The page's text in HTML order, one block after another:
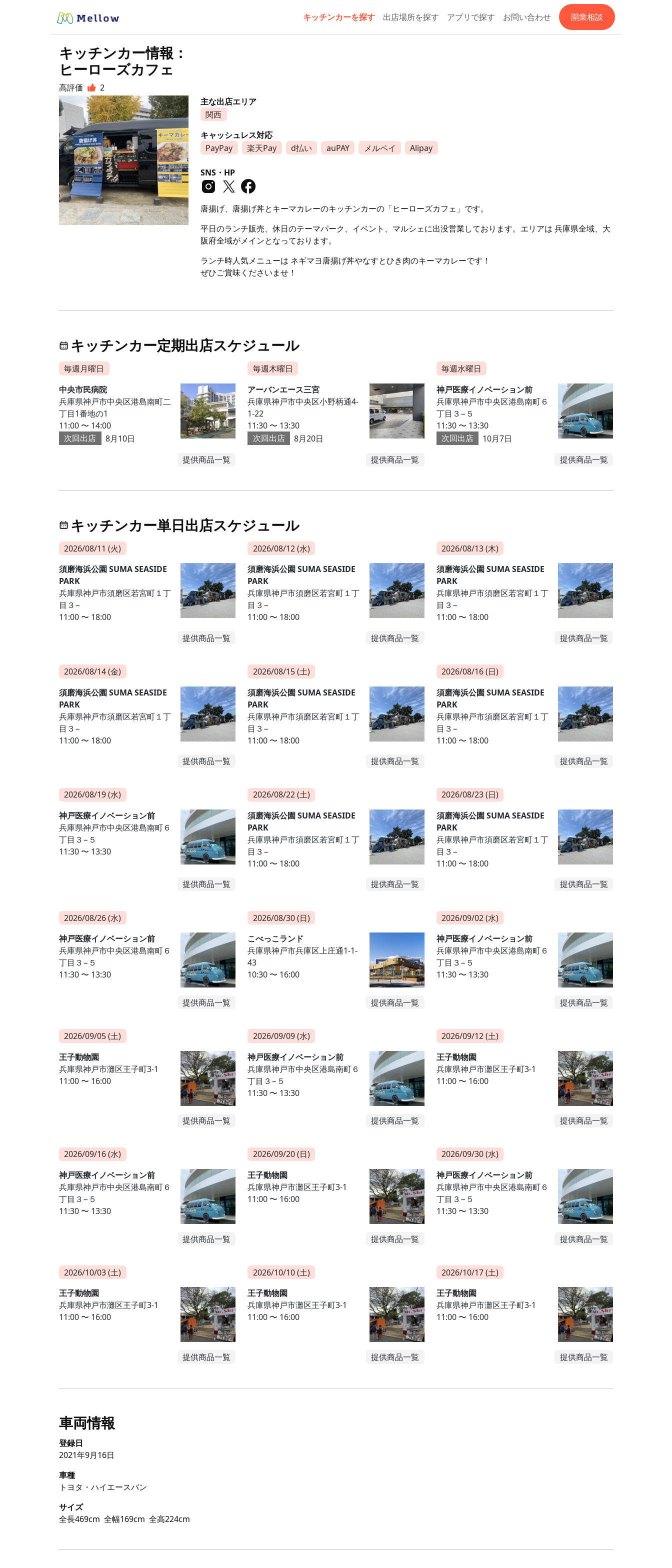
キッチンカーを探す 出店場所を探す アプリで探す お問い合わせ 開業相談
キッチンカー情報：
ヒーローズカフェ
高評価
2
主な出店エリア
関西
キャッシュレス対応
PayPay
楽天Pay d払い auPAY メルペイ Alipay
SNS・HP
唐揚げ、唐揚げ丼とキーマカレーのキッチンカーの「ヒーローズカフェ」です。
平日のランチ販売、休日のテーマパーク、イベント、マルシェに出没営業しております。エリアは 兵庫県全域、大
阪府全域がメインとなっております。
ランチ時人気メニューは ネギマヨ唐揚げ丼やなすとひき肉のキーマカレーです！
ぜひご賞味くださいませ！
キッチンカー定期出店スケジュール
毎週月曜日
中央市民病院
兵庫県神戸市中央区港島南町二
丁目1番地の1
11:00 〜 14:00
次回出店
8月10日
提供商品一覧
毎週木曜日
アーバンエース三宮
兵庫県神戸市中央区小野柄通4-
1-22
11:30 〜 13:30
次回出店
8月20日
提供商品一覧
毎週水曜日
神戸医療イノベーション前
兵庫県神戸市中央区港島南町６
丁目３−５
11:30 〜 13:30
次回出店
10月7日
提供商品一覧
キッチンカー単日出店スケジュール
2026/08/11 (火)
須磨海浜公園 SUMA SEASIDE
PARK
兵庫県神戸市須磨区若宮町１丁
目３−
11:00 〜 18:00
提供商品一覧
2026/08/12 (水)
須磨海浜公園 SUMA SEASIDE
PARK
兵庫県神戸市須磨区若宮町１丁
目３−
11:00 〜 18:00
提供商品一覧
2026/08/13 (木)
須磨海浜公園 SUMA SEASIDE
PARK
兵庫県神戸市須磨区若宮町１丁
目３−
11:00 〜 18:00
提供商品一覧
2026/08/14 (金)
須磨海浜公園 SUMA SEASIDE
PARK
兵庫県神戸市須磨区若宮町１丁
目３−
11:00 〜 18:00
提供商品一覧
2026/08/15 (土)
須磨海浜公園 SUMA SEASIDE
PARK
兵庫県神戸市須磨区若宮町１丁
目３−
11:00 〜 18:00
提供商品一覧
2026/08/16 (日)
須磨海浜公園 SUMA SEASIDE
PARK
兵庫県神戸市須磨区若宮町１丁
目３−
11:00 〜 18:00
提供商品一覧
2026/08/19 (水)
神戸医療イノベーション前
兵庫県神戸市中央区港島南町６
丁目３−５
11:30 〜 13:30
提供商品一覧
2026/08/22 (土)
須磨海浜公園 SUMA SEASIDE
PARK
兵庫県神戸市須磨区若宮町１丁
目３−
11:00 〜 18:00
提供商品一覧
2026/08/23 (日)
須磨海浜公園 SUMA SEASIDE
PARK
兵庫県神戸市須磨区若宮町１丁
目３−
11:00 〜 18:00
提供商品一覧
2026/08/26 (水)
神戸医療イノベーション前
兵庫県神戸市中央区港島南町６
丁目３−５
11:30 〜 13:30
提供商品一覧
2026/08/30 (日)
こべっこランド
兵庫県神戸市兵庫区上庄通1-1-
43
10:30 〜 16:00
提供商品一覧
2026/09/02 (水)
神戸医療イノベーション前
兵庫県神戸市中央区港島南町６
丁目３−５
11:30 〜 13:30
提供商品一覧
2026/09/05 (土)
王子動物園
兵庫県神戸市灘区王子町3-1
11:00 〜 16:00
提供商品一覧
2026/09/09 (水)
神戸医療イノベーション前
兵庫県神戸市中央区港島南町６
丁目３−５
11:30 〜 13:30
提供商品一覧
2026/09/12 (土)
王子動物園
兵庫県神戸市灘区王子町3-1
11:00 〜 16:00
提供商品一覧
2026/09/16 (水)
神戸医療イノベーション前
兵庫県神戸市中央区港島南町６
丁目３−５
11:30 〜 13:30
提供商品一覧
2026/09/20 (日)
王子動物園
兵庫県神戸市灘区王子町3-1
11:00 〜 16:00
提供商品一覧
2026/09/30 (水)
神戸医療イノベーション前
兵庫県神戸市中央区港島南町６
丁目３−５
11:30 〜 13:30
提供商品一覧
2026/10/03 (土)
王子動物園
兵庫県神戸市灘区王子町3-1
11:00 〜 16:00
提供商品一覧
2026/10/10 (土)
王子動物園
兵庫県神戸市灘区王子町3-1
11:00 〜 16:00
提供商品一覧
2026/10/17 (土)
王子動物園
兵庫県神戸市灘区王子町3-1
11:00 〜 16:00
提供商品一覧
車両情報
登録日
2021年9月16日
車種
トヨタ・ハイエースバン
サイズ
全長469cm 全幅169cm 全高224cm